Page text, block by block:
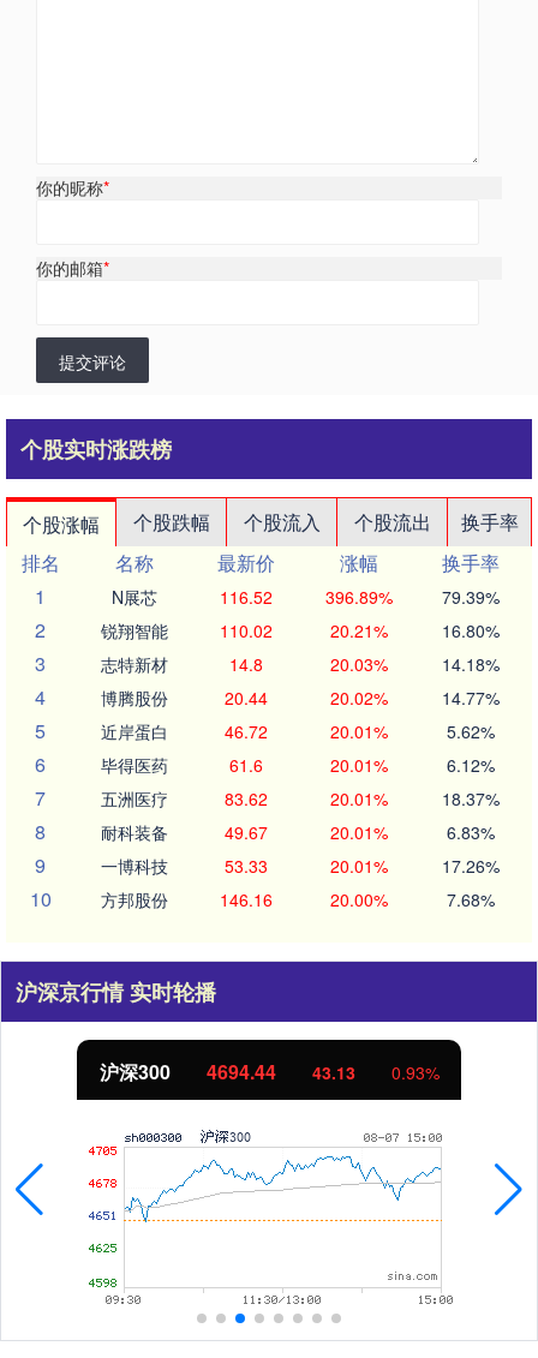
你的昵称*
你的邮箱*
提交评论
个股实时涨跌榜
个股涨幅 个股跌幅 个股流入 个股流出
换手率
排名
名称 最新价 涨幅
换手率
1
N展芯 116.52 396.89% 79.39%
2 锐翔智能 110.02 20.21% 16.80%
3 志特新材 14.8 20.03% 14.18%
4 博腾股份 20.44 20.02% 14.77%
5 近岸蛋白 46.72 20.01% 5.62%
6 毕得医药 61.6 20.01% 6.12%
7 五洲医疗 83.62 20.01% 18.37%
8 耐科装备 49.67 20.01% 6.83%
9 一博科技 53.33 20.01% 17.26%
10 方邦股份 146.16 20.00% 7.68%
沪深京行情 实时轮播
北证50 1134.24 11.37 1.01%